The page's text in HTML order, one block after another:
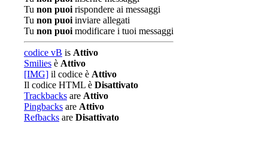
Tu non puoi rispondere ai messaggi
Tu non puoi inviare allegati
Tu non puoi modificare i tuoi messaggi
codice vB is Attivo
Smilies è Attivo
[IMG] il codice è Attivo
Il codice HTML è Disattivato
Trackbacks are Attivo
Pingbacks are Attivo
Refbacks are Disattivato